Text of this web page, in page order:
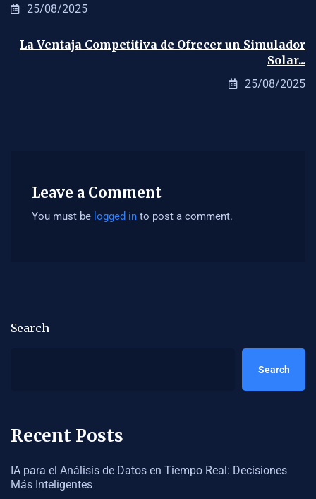
25/08/2025
La Ventaja Competitiva de Ofrecer un Simulador
Solar...
25/08/2025
Leave a Comment
You must be logged in to post a comment.
Search
Search
Recent Posts
IA para el Análisis de Datos en Tiempo Real: Decisiones
Más Inteligentes